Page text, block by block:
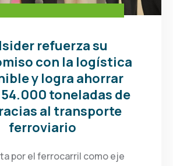
refuerza su
con la logística
y logra ahorrar
54.000 toneladas de
al transporte
ferroviario
por el ferrocarril como eje